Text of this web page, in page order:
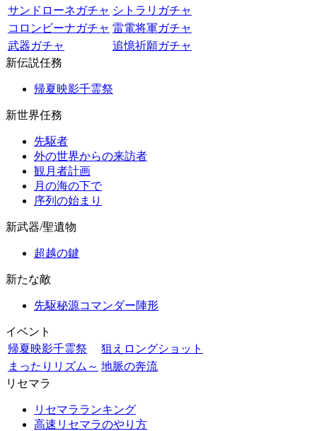
サンドローネガチャ シトラリガチャ
コロンビーナガチャ 雷電将軍ガチャ
武器ガチャ
追憶祈願ガチャ
新伝説任務
帰夏映影千霊祭
新世界任務
先駆者
外の世界からの来訪者
観月者計画
月の海の下で
序列の始まり
新武器/聖遺物
超越の鍵
新たな敵
先駆秘源コマンダー陣形
イベント
帰夏映影千霊祭
狙えロングショット
まったりリズム～ 地脈の奔流
リセマラ
リセマラランキング
高速リセマラのやり方